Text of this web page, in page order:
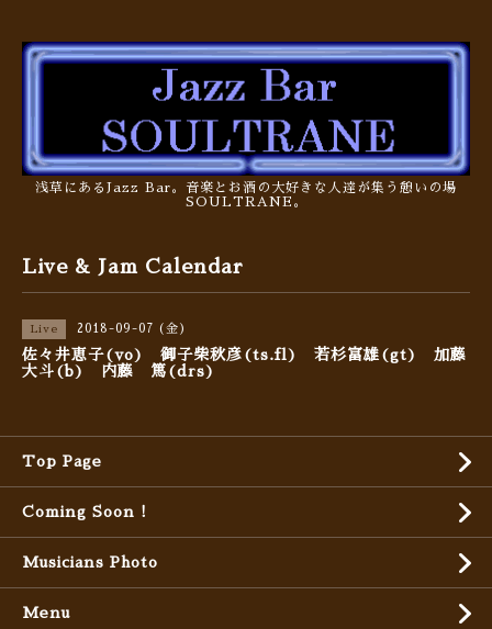
浅草にあるJazz Bar。音楽とお酒の大好きな人達が集う憩いの場
SOULTRANE。
Live & Jam Calendar
Live 2018-09-07 (金)
佐々井恵子(vo) 御子柴秋彦(ts.fl) 若杉富雄(gt) 加藤
大斗(b) 内藤 篤(drs)
Top Page
Coming Soon !
Musicians Photo
Menu